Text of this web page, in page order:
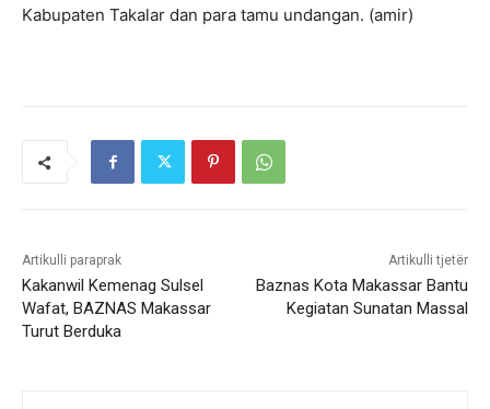
Kabupaten Takalar dan para tamu undangan. (amir)
Artikulli paraprak
Kakanwil Kemenag Sulsel
Wafat, BAZNAS Makassar
Turut Berduka
Artikulli tjetër
Baznas Kota Makassar Bantu
Kegiatan Sunatan Massal